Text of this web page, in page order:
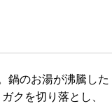
鍋のお湯が沸騰した
クを切り落とし、